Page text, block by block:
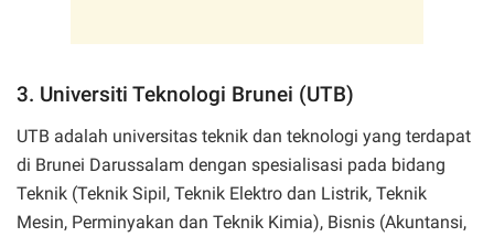
3. Universiti Teknologi Brunei (UTB)
UTB adalah universitas teknik dan teknologi yang terdapat
di Brunei Darussalam dengan spesialisasi pada bidang
Teknik (Teknik Sipil, Teknik Elektro dan Listrik, Teknik
Mesin, Perminyakan dan Teknik Kimia), Bisnis (Akuntansi,